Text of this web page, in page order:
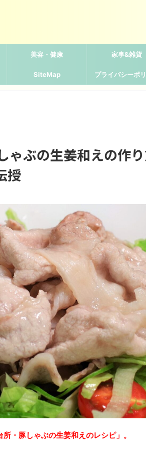
美容・健康 家事&雑貨
SiteMap プライバシーポ
ゃぶの生姜和えの作
授
所・豚しゃぶの生姜和えのレシピ」。